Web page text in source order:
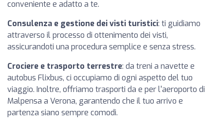
conveniente e adatto a te.
Consulenza e gestione dei visti turistici: ti guidiamo
attraverso il processo di ottenimento dei visti,
assicurandoti una procedura semplice e senza stress.
Crociere e trasporto terrestre: da treni a navette e
autobus Flixbus, ci occupiamo di ogni aspetto del tuo
viaggio. Inoltre, offriamo trasporti da e per l'aeroporto di
Malpensa a Verona, garantendo che il tuo arrivo e
partenza siano sempre comodi.